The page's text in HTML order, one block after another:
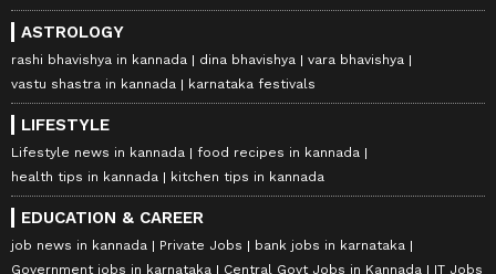
ASTROLOGY
rashi bhavishya in kannada dina bhavishya
vara bhavishya
vastu shastra in kannada
karnataka festivals
LIFESTYLE
Lifestyle news in kannada
food recipes in kannada
health tips in kannada
kitchen tips in kannada
EDUCATION & CAREER
job news in kannada Private Jobs
bank jobs in karnataka
Government jobs in karnataka
Central Govt Jobs in Kannada IT Jobs